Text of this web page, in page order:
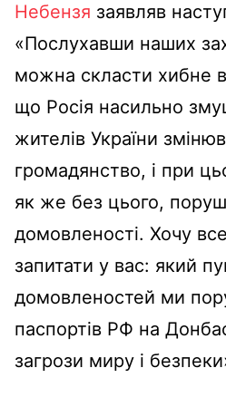
Небензя заявляв
«Послухавши наших
можна скласти хибне
що Росія насильно
жителів України
громадянство, і при
як же без цього,
домовленості. Хочу
запитати у вас: який
домовленостей ми
паспортів РФ на
загрози миру і